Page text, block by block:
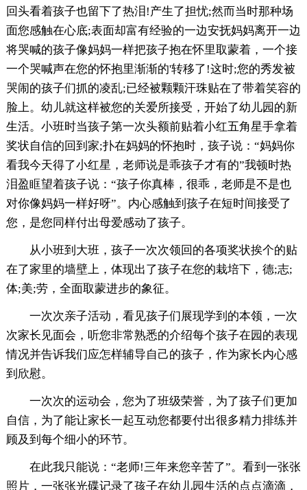
回头看着孩子也留下了热泪!产生了担忧;然而当时那种场
面您感触在心底;表面却富有经验的一边安抚妈妈离开一边
将哭喊的孩子像妈妈一样把孩子抱在怀里取蒙着，一个接
一个哭喊声在您的怀抱里渐渐的'转移了!这时;您的秀发被
哭闹的孩子们抓的凌乱;已经被颗颗汗珠贴在了带着笑容的
脸上。幼儿就这样被您的关爱所接受，开始了幼儿园的新
生活。小班时当孩子第一次头额前贴着小红五角星手拿着
奖状自信的回到家;扑在妈妈的怀抱时，孩子说：“妈妈你
看我今天得了小红星，老师说是乖孩子才有的”我顿时热
泪盈眶望着孩子说：“孩子你真棒，很乖，老师是不是也
对你像妈妈一样好呀”。内心感触到孩子在短时间接受了
您，是您同样付出母爱感动了孩子。
从小班到大班，孩子一次次领回的各项奖状挨个的贴
在了家里的墙壁上，体现出了孩子在您的栽培下，德;志;
体;美;劳，全面取蒙进步的象征。
一次次亲子活动，看见孩子们展现学到的本领，一次
次家长见面会，听您非常熟悉的介绍每个孩子在园的表现
情况并告诉我们应怎样辅导自己的孩子，作为家长内心感
到欣慰。
一次次的运动会，您为了班级荣誉，为了孩子们更加
自信，为了能让家长一起互动您都要付出很多精力排练并
顾及到每个细小的环节。
在此我只能说：“老师!三年来您辛苦了”。看到一张张
照片，一张张光碟记录了孩子在幼儿园生活的点点滴滴，